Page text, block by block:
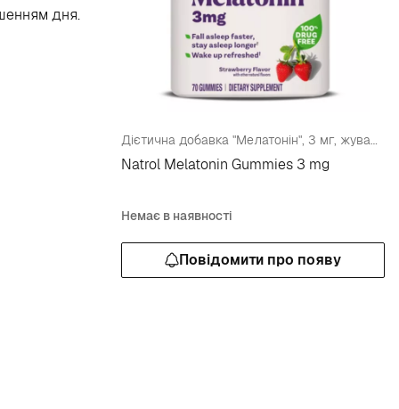
дня.
Дієтична добавка "Мелатонін", 3 мг, жувальні цукерки зі смаком полуниці
Natrol Melatonin Gummies 3 mg
Немає в наявності
Повідомити про появу